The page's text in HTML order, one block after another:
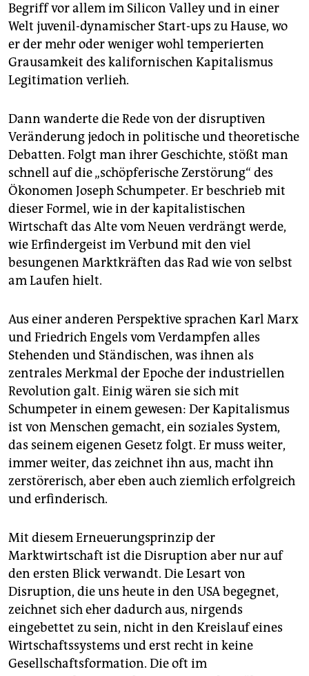
epaper login
Begriff vor allem im Silicon Valley und in einer
Welt juvenil-dynamischer Start-ups zu Hause, wo
er der mehr oder weniger wohl temperierten
Grausamkeit des kalifornischen Kapitalismus
Legitimation verlieh.
Dann wanderte die Rede von der disruptiven
Veränderung jedoch in politische und theoretische
Debatten. Folgt man ihrer Geschichte, stößt man
schnell auf die „schöpferische Zerstörung“ des
Ökonomen Joseph Schumpeter. Er beschrieb mit
dieser Formel, wie in der kapitalistischen
Wirtschaft das Alte vom Neuen verdrängt werde,
wie Erfindergeist im Verbund mit den viel
besungenen Marktkräften das Rad wie von selbst
am Laufen hielt.
Aus einer anderen Perspektive sprachen Karl Marx
und Friedrich Engels vom Verdampfen alles
Stehenden und Ständischen, was ihnen als
zentrales Merkmal der Epoche der industriellen
Revolution galt. Einig wären sie sich mit
Schumpeter in einem gewesen: Der Kapitalismus
ist von Menschen gemacht, ein sozia­les System,
das seinem eigenen Gesetz folgt. Er muss weiter,
immer weiter, das zeichnet ihn aus, macht ihn
zerstörerisch, aber eben auch ziemlich erfolgreich
und erfinderisch.
Mit diesem Erneuerungsprinzip der
Marktwirtschaft ist die Disruption aber nur auf
den ersten Blick verwandt. Die Lesart von
Disruption, die uns heute in den USA begegnet,
zeichnet sich eher dadurch aus, nirgends
eingebettet zu sein, nicht in den Kreislauf eines
Wirtschaftssystems und erst recht in keine
Gesellschaftsformation. Die oft im